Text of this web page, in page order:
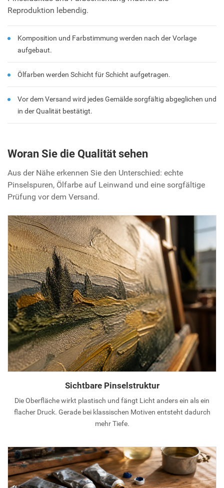
Reproduktion lebendig.
Komposition und Farbstimmung werden nach der Vorlage
aufgebaut.
Ölfarben werden Schicht für Schicht aufgetragen.
Vor dem Versand wird jedes Gemälde sorgfältig abgeglichen und
in der Qualität bestätigt.
Woran Sie die Qualität sehen
Aus der Nähe erkennen Sie den Unterschied: echte
Pinselspuren, Ölfarbe auf Leinwand und eine sorgfältige
Prüfung vor dem Versand.
Sichtbare Pinselstruktur
Die Oberfläche wirkt plastisch und fängt Licht anders ein als ein
flacher Druck. Gerade bei klassischen Motiven entsteht dadurch
mehr Tiefe.